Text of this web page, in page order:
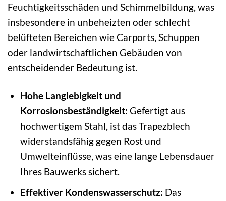
Feuchtigkeitsschäden und Schimmelbildung, was
insbesondere in unbeheizten oder schlecht
belüfteten Bereichen wie Carports, Schuppen
oder landwirtschaftlichen Gebäuden von
entscheidender Bedeutung ist.
Hohe Langlebigkeit und
Korrosionsbeständigkeit: Gefertigt aus
hochwertigem Stahl, ist das Trapezblech
widerstandsfähig gegen Rost und
Umwelteinflüsse, was eine lange Lebensdauer
Ihres Bauwerks sichert.
Effektiver Kondenswasserschutz: Das